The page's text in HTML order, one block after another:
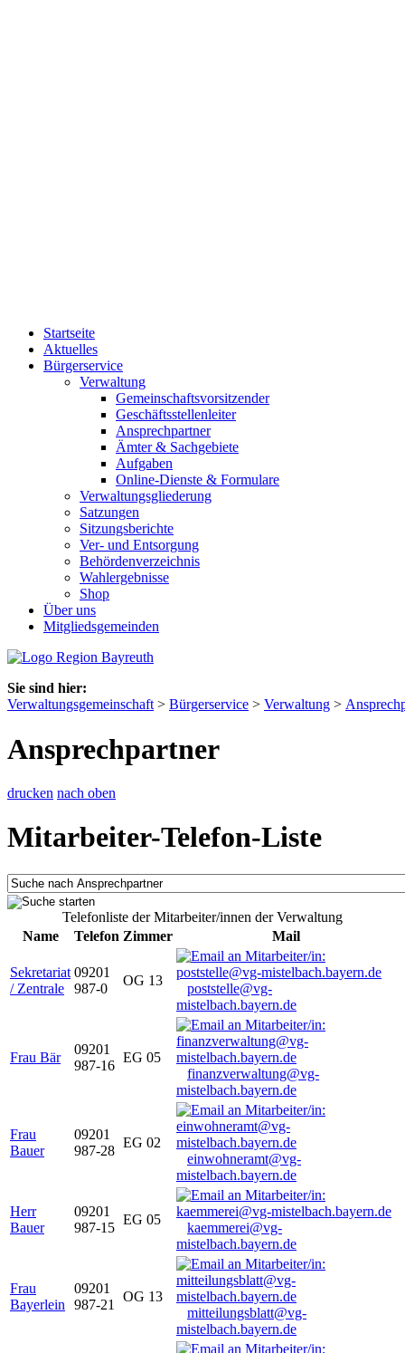
Startseite
Aktuelles
Bürgerservice
Verwaltung
Gemeinschaftsvorsitzender
Geschäftsstellenleiter
Ansprechpartner
Ämter & Sachgebiete
Aufgaben
Online-Dienste & Formulare
Verwaltungsgliederung
Satzungen
Sitzungsberichte
Ver- und Entsorgung
Behördenverzeichnis
Wahlergebnisse
Shop
Über uns
Mitgliedsgemeinden
Sie sind hier:
Verwaltungsgemeinschaft > Bürgerservice > Verwaltung >
Ansprechpartner
drucken nach oben
Mitarbeiter-Telefon-Liste
Telefonliste der Mitarbeiter/innen der Verwaltung
Name
Telefon Zimmer Mail
Sekretariat
/ Zentrale
09201
987-0
OG 13
poststelle@vg-
mistelbach.bayern.de
Frau Bär
09201
987-16
EG 05
finanzverwaltung@vg-
mistelbach.bayern.de
Frau
Bauer
09201
987-28
EG 02
einwohneramt@vg-
mistelbach.bayern.de
Herr
Bauer
09201
987-15
EG 05
kaemmerei@vg-
mistelbach.bayern.de
Frau
Bayerlein
09201
987-21
OG 13
mitteilungsblatt@vg-
mistelbach.bayern.de